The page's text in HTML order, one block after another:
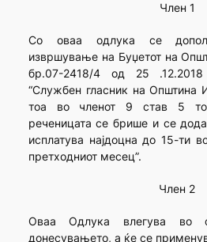
Член 1
Со оваа одлука се
извршување на Буџетот на
бр.07-2418/4 од 25 .12.2018
“Службен гласник на Општина
тоа во членот 9 став 5
реченицата се брише и се
исплатува најдоцна до 15-ти
претходниот месец”.
Член 2
Оваа Одлука влегува во
донесувањето, а ќе се